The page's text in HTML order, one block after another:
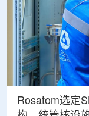
Rosatom选定